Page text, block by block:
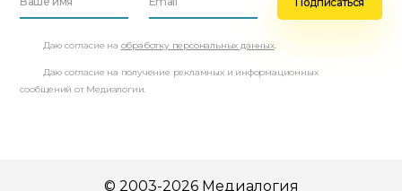
Даю согласие на обработку персональных данных.
Даю согласие на получение рекламных и информационных
сообщений от Медиалогии.
© 2003-2026 Медиалогия